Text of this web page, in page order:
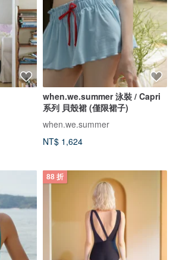
when.we.summer 泳裝 / Capri
系列 貝殼裙 (僅限裙子)
when.we.summer
NT$ 1,624
88 折